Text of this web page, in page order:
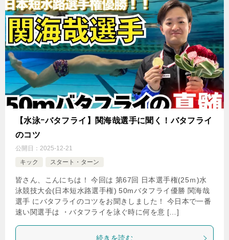
【水泳ｰバタフライ】関海哉選手に聞く！バタフライ
のコツ
公開日： 2025-12-21
キック
スタート・ターン
皆さん、こんにちは！ 今回は 第67回 日本選手権(25ｍ)水
泳競技大会(日本短水路選手権) 50mバタフライ優勝 関海哉
選手 にバタフライのコツをお聞きしました！ 今日本で一番
速い関選手は ・バタフライを泳ぐ時に何を意 […]
続きを読む